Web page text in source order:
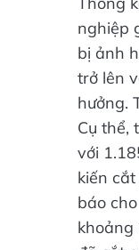
Thống
nghiệp
bị ảnh
trở lên
hưởng.
Cụ thể,
với
kiến
báo
khoảng